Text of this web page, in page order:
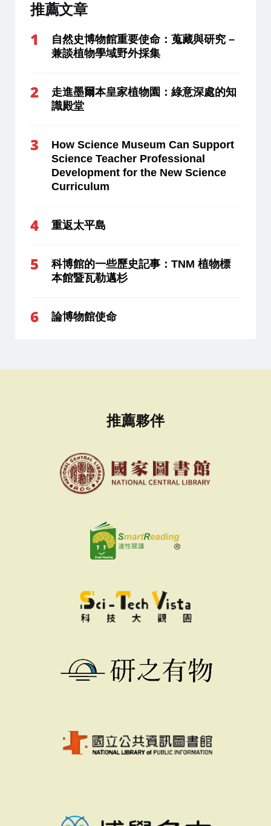
推薦文章
自然史博物館重要使命：蒐藏與研究 –
兼談植物學域野外採集
走進墨爾本皇家植物園：綠意深處的知
識殿堂
How Science Museum Can Support
Science Teacher Professional
Development for the New Science
Curriculum
重返太平島
科博館的一些歷史記事：TNM 植物標
本館暨瓦勒邁杉
論博物館使命
推薦夥伴